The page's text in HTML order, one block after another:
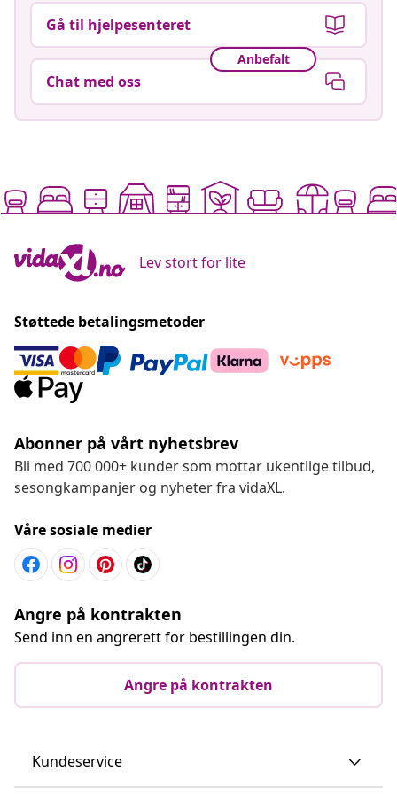
Gå til hjelpesenteret
Anbefalt
Chat med oss
Lev stort for lite
Støttede betalingsmetoder
Abonner på vårt nyhetsbrev
Bli med 700 000+ kunder som mottar ukentlige tilbud,
sesongkampanjer og nyheter fra vidaXL.
Våre sosiale medier
Angre på kontrakten
Send inn en angrerett for bestillingen din.
Angre på kontrakten
Kundeservice